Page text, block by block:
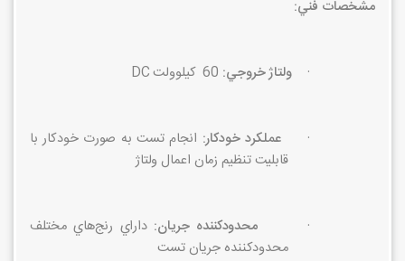
مشخصات فني:
· ولتاژ خروجي: 60 كيلوولتDC
· عملكرد خودكار: انجام تست به صورت خودكار با
قابليت تنظيم زمان اعمال ولتاژ
· محدودكننده جريان: داراي رنج‌هاي مختلف
محدودكننده جريان تست